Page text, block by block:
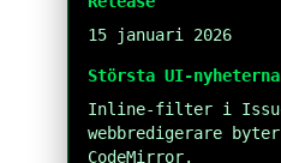
15 januari 2026
Största UI-nyheterna
Inline-filter i
webbredigerare
CodeMirror.